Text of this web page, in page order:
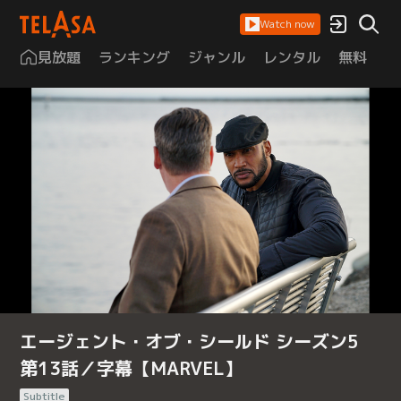
Watch now
見放題 ランキング ジャンル レンタル 無料
エージェント・オブ・シールド シーズン5
第13話／字幕【MARVEL】
Subtitle